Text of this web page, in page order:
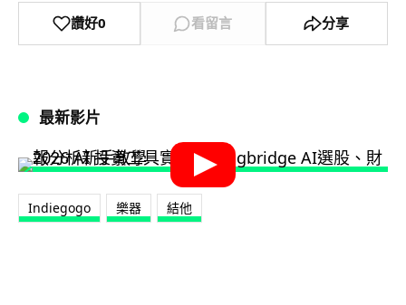
讚好0 看留言 分享
最新影片
Indiegogo 樂器 結他